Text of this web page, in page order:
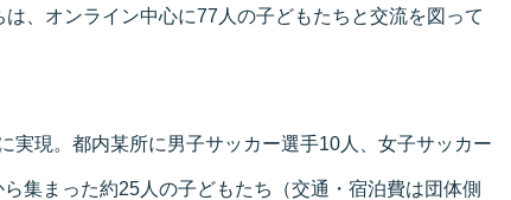
、オンライン中心に77人の子どもたちと交流を図って
実現。都内某所に男子サッカー選手10人、女子サッカー
集まった約25人の子どもたち（交通・宿泊費は団体側